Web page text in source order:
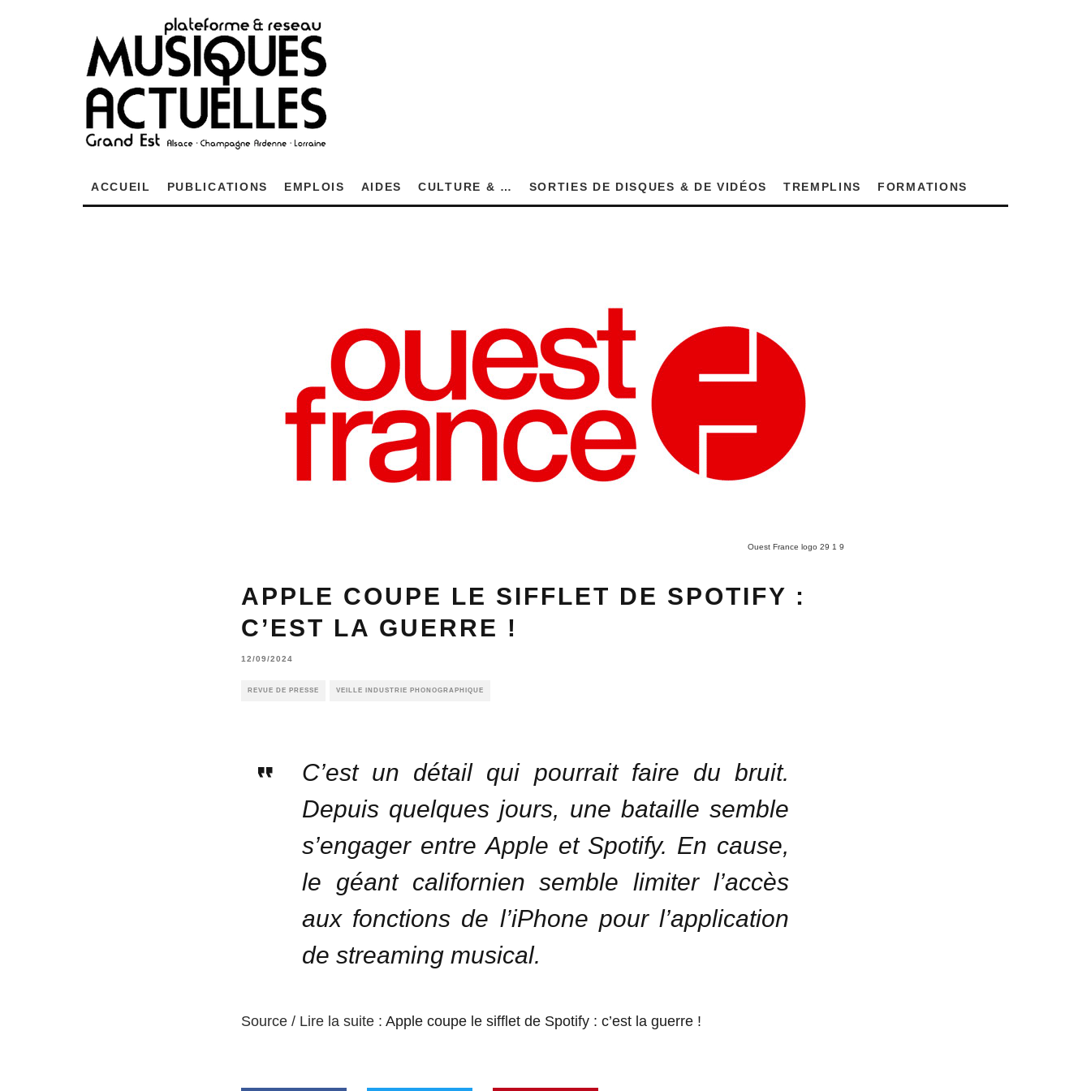
ACCUEIL PUBLICATIONS EMPLOIS AIDES CULTURE & … SORTIES DE DISQUES & DE VIDÉOS TREMPLINS FORMATIONS
Ouest France logo 29 1 9
APPLE COUPE LE SIFFLET DE SPOTIFY :
C’EST LA GUERRE !
12/09/2024
REVUE DE PRESSE VEILLE INDUSTRIE PHONOGRAPHIQUE
C’est un détail qui pourrait faire du bruit.
Depuis quelques jours, une bataille semble
s’engager entre Apple et Spotify. En cause,
le géant californien semble limiter l’accès
aux fonctions de l’iPhone pour l’application
de streaming musical.
Source / Lire la suite : Apple coupe le sifflet de Spotify : c’est la guerre !